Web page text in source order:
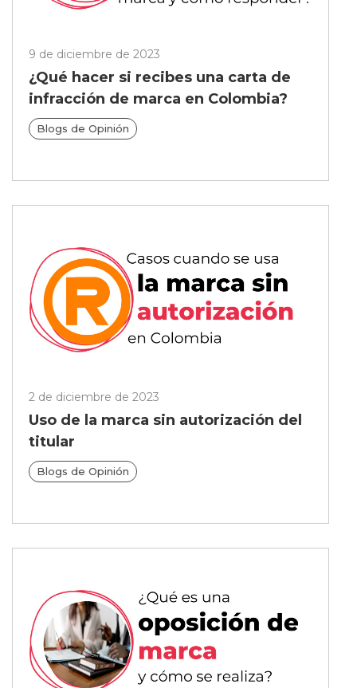
9 de diciembre de 2023
¿Qué hacer si recibes una carta de
infracción de marca en Colombia?
Blogs de Opinión
2 de diciembre de 2023
Uso de la marca sin autorización del
titular
Blogs de Opinión